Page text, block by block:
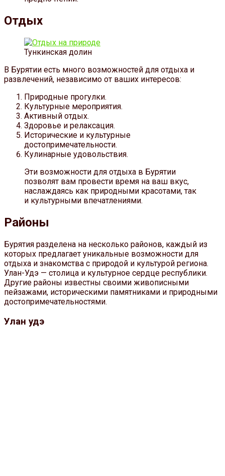
Отдых
Тункинская долин
В Бурятии есть много возможностей для отдыха и
развлечений, независимо от ваших интересов:
Природные прогулки.
Культурные мероприятия.
Активный отдых.
Здоровье и релаксация.
Исторические и культурные
достопримечательности.
Кулинарные удовольствия.
Эти возможности для отдыха в Бурятии
позволят вам провести время на ваш вкус,
наслаждаясь как природными красотами, так
и культурными впечатлениями.
Районы
Бурятия разделена на несколько районов, каждый из
которых предлагает уникальные возможности для
отдыха и знакомства с природой и культурой региона.
Улан-Удэ — столица и культурное сердце республики.
Другие районы известны своими живописными
пейзажами, историческими памятниками и природными
достопримечательностями.
Улан удэ